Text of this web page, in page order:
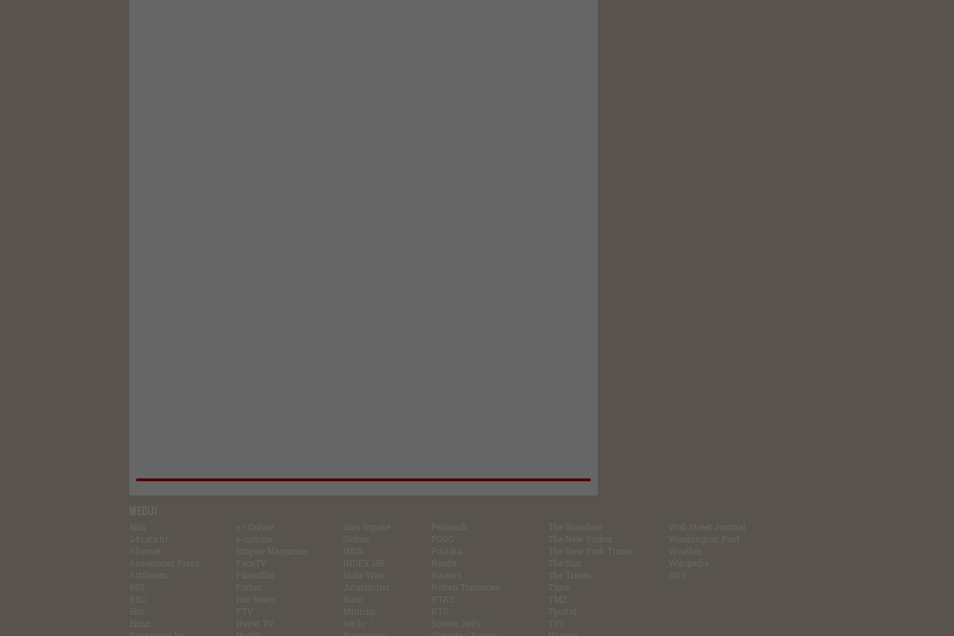
MEDIJI
Blin
24sata.hr
Alternet
Associated Press
Artforum
B92
BBC
Blic
Blinx
e-! Online
e-novine
Empire Magazine
FaceTV
Filmofilia
Forbes
Fox News
FTV
Hayat TV
Glas Srpske
Globus
IMDb
INDEX.HR
Indie Wire
Jutarnji list
Kurir
Miniclip
net.hr
Pešćanik
POGO
Politika
Reddit
Reuters
Rotten Tomatoes
RTRS
RTS
Screen Daily
The Guardian
The New Yorker
The New York Times
The Sun
The Times
Time
TMZ
Tportal
TV1
Wall Street Journal
Washington Post
Weather
Wikipedia
RSS